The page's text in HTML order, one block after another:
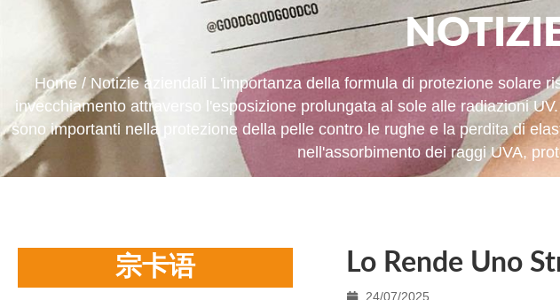
Home / Notizie aziendali
L'importanza della formula di protezione solare
invecchiamento attraverso l'esposizione prolungata al sole alle radiazioni
sono importanti nella protezione della pelle contro le rughe e la perdita di
nell'assorbimento dei raggi UVA,
宗卡语 Lo Rende Uno
24/07/2025